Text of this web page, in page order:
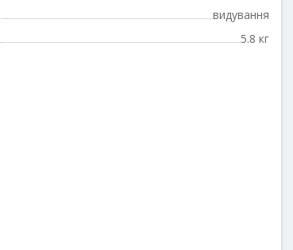
видування
5.8 кг